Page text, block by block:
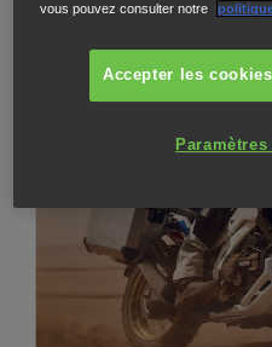
vous pouvez consulter notre
Accepter les cookies